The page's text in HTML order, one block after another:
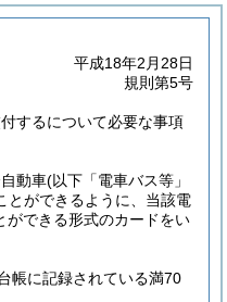
平成18年2月28日
規則第5号
するについて必要な事項
動車(以下「電車バス等」
とができるように、当該電
ができる形式のカードをい
帳に記録されている満70